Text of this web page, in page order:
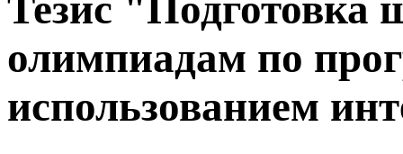
олимпиадам по
использованием